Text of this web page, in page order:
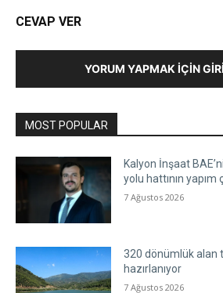
CEVAP VER
YORUM YAPMAK İÇIN
MOST POPULAR
Kalyon İnşaat
yolu hattının yapım
7 Ağustos 2026
320 dönümlük alan
hazırlanıyor
7 Ağustos 2026